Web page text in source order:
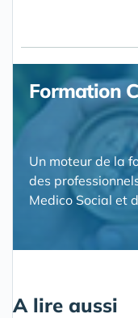
Formation
Un moteur de la
des
Medico Social et
A lire aussi